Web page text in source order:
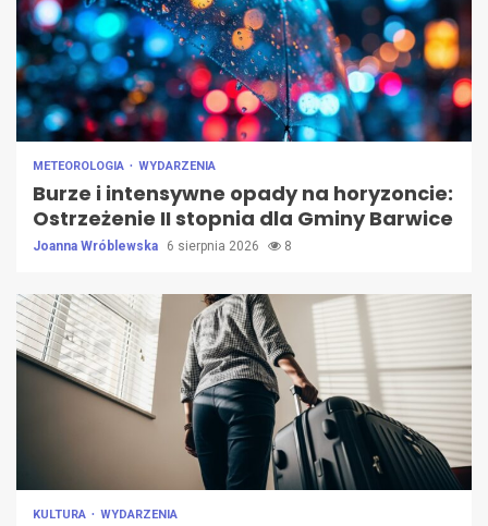
METEOROLOGIA WYDARZENIA
Burze i intensywne opady na horyzoncie:
Ostrzeżenie II stopnia dla Gminy Barwice
Joanna Wróblewska 6 sierpnia 2026 8
KULTURA WYDARZENIA